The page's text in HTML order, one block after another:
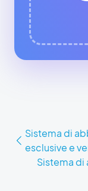
Sistema di
esclusive e
Sistema di